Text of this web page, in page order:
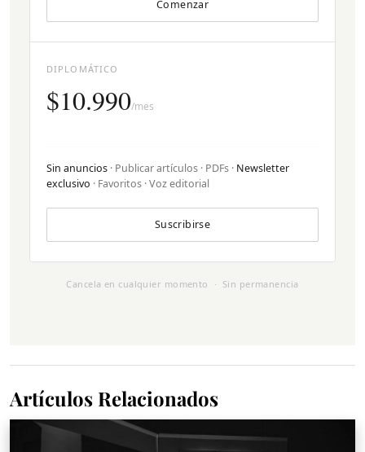
Comenzar
DIPLOMÁTICO
$10.990/mes
Sin anuncios · Publicar artículos · PDFs · Newsletter
exclusivo · Favoritos · Voz editorial
Suscribirse
Cancela en cualquier momento · Sin permanencia
Artículos Relacionados